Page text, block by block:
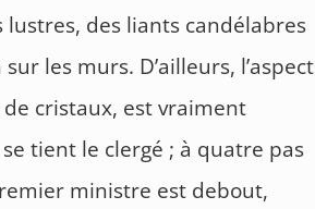
des liants candélabres
les murs. D’ailleurs, l’aspect
cristaux, est vraiment
tient le clergé ; à quatre pas
ministre est debout,